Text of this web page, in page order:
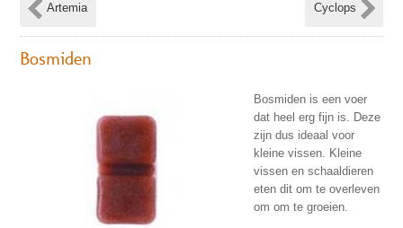
Artemia Cyclops
Bosmiden
Bosmiden is een voer
dat heel erg fijn is. Deze
zijn dus ideaal voor
kleine vissen. Kleine
vissen en schaaldieren
eten dit om te overleven
om om te groeien.